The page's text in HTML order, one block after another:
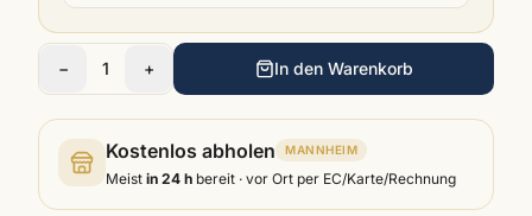
− 1 + In den Warenkorb
Kostenlos abholen MANNHEIM
Meist in 24 h bereit · vor Ort per EC/Karte/Rechnung